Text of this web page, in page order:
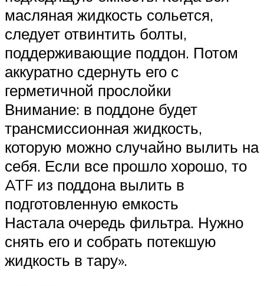
масляная жидкость сольется,
следует отвинтить болты,
поддерживающие поддон. Потом
аккуратно сдернуть его с
герметичной прослойки
Внимание: в поддоне будет
трансмиссионная жидкость,
которую можно случайно вылить на
себя. Если все прошло хорошо, то
ATF из поддона вылить в
подготовленную емкость
Настала очередь фильтра. Нужно
снять его и собрать потекшую
жидкость в тару».